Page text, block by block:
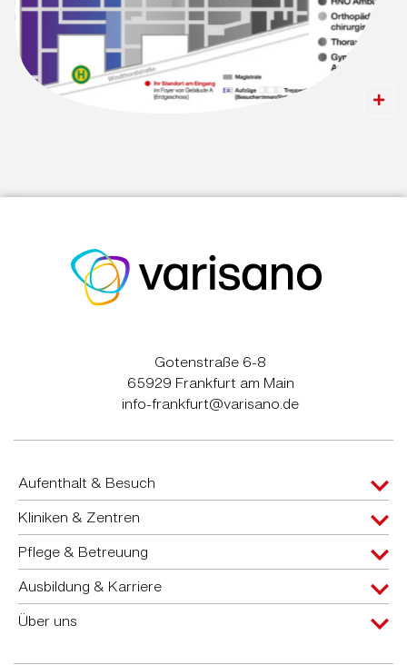
Gotenstraße 6-8
65929 Frankfurt am Main
info-frankfurt@varisano.de
Aufenthalt & Besuch
Kliniken & Zentren
Pflege & Betreuung
Ausbildung & Karriere
Über uns